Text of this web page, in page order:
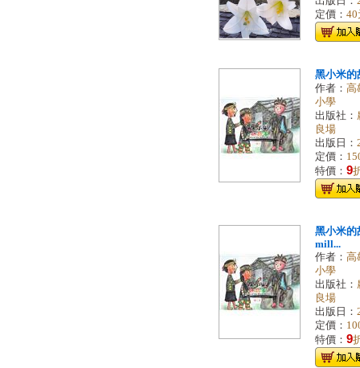
定價： 40
黑小米的
作者： 高
小學
出版社：
良場
出版日：
定價：
特價： 9
黑小米的
mill...
作者： 高
小學
出版社：
良場
出版日：
定價：
特價： 9